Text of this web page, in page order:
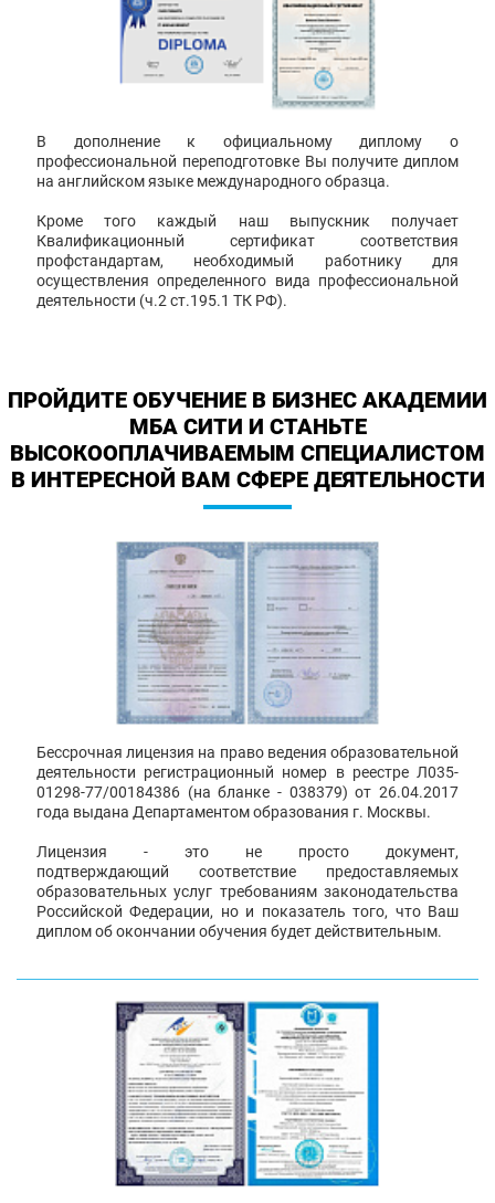
В дополнение к официальному диплому о
профессиональной переподготовке Вы получите диплом
на английском языке международного образца.
Кроме того каждый наш выпускник получает
Квалификационный сертификат соответствия
профстандартам, необходимый работнику для
осуществления определенного вида профессиональной
деятельности (ч.2 ст.195.1 ТК РФ).
ПРОЙДИТЕ ОБУЧЕНИЕ В БИЗНЕС АКАДЕМИИ
МБА СИТИ И СТАНЬТЕ
ВЫСОКООПЛАЧИВАЕМЫМ СПЕЦИАЛИСТОМ
В ИНТЕРЕСНОЙ ВАМ СФЕРЕ ДЕЯТЕЛЬНОСТИ
Бессрочная лицензия на право ведения образовательной
деятельности регистрационный номер в реестре Л035-
01298-77/00184386 (на бланке - 038379) от 26.04.2017
года выдана Департаментом образования г. Москвы.
Лицензия - это не просто документ,
подтверждающий соответствие предоставляемых
образовательных услуг требованиям законодательства
Российской Федерации, но и показатель того, что Ваш
диплом об окончании обучения будет действительным.